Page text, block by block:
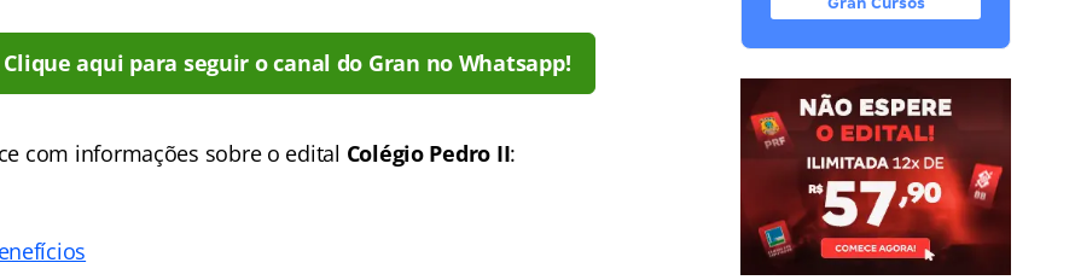
Clique aqui para seguir o canal do Gran no Whatsapp!
com informações sobre o edital Colégio Pedro II: